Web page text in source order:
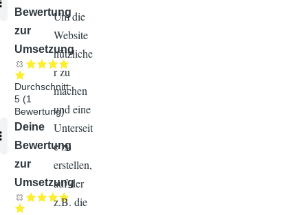
Bewertung
zur
Umsetzung
Durchschnitt:
5 (1
Bewertung)
Audiodatei
Deine
Bewertung
zur
Umsetzung
Um die
Website
nützliche
r zu
machen
und eine
Unterseit
e zu
erstellen,
auf der
z.B. die